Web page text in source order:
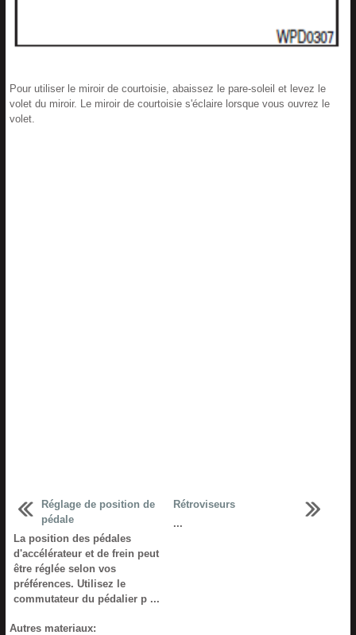
Pour utiliser le miroir de courtoisie, abaissez le pare-soleil et levez le
volet du miroir. Le miroir de courtoisie s'éclaire lorsque vous ouvrez le
volet.
Réglage de position de
pédale
La position des pédales
d'accélérateur et de frein peut
être réglée selon vos
préférences. Utilisez le
commutateur du pédalier p ...
Rétroviseurs
...
Autres materiaux: